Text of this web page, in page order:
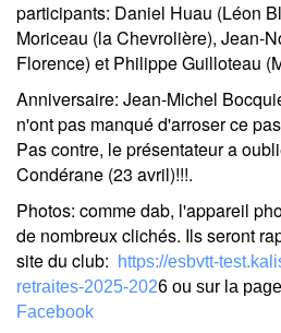
participants: Daniel Huau (Léon
Moriceau (la Chevrolière), Jean-
Florence) et Philippe Guilloteau
Anniversaire: Jean-Michel
n'ont pas manqué d'arroser ce
Pas contre, le présentateur a
Condérane (23 avril)!!!.
Photos: comme dab, l'appareil
de nombreux clichés. Ils seront
site du club:
https://esbvtt-
retraites-2025-2026 ou sur la
Facebook